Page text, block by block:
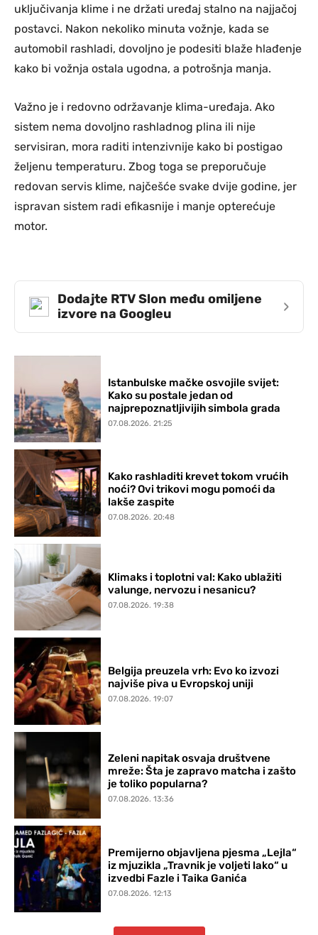
uključivanja klime i ne držati uređaj stalno na najjačoj
postavci. Nakon nekoliko minuta vožnje, kada se
automobil rashladi, dovoljno je podesiti blaže hlađenje
kako bi vožnja ostala ugodna, a potrošnja manja.
Važno je i redovno održavanje klima-uređaja. Ako
sistem nema dovoljno rashladnog plina ili nije
servisiran, mora raditi intenzivnije kako bi postigao
željenu temperaturu. Zbog toga se preporučuje
redovan servis klime, najčešće svake dvije godine, jer
ispravan sistem radi efikasnije i manje opterećuje
motor.
Dodajte RTV Slon među omiljene
izvore na Googleu
›
Istanbulske mačke osvojile svijet:
Kako su postale jedan od
najprepoznatljivijih simbola grada
07.08.2026. 21:25
Kako rashladiti krevet tokom vrućih
noći? Ovi trikovi mogu pomoći da
lakše zaspite
07.08.2026. 20:48
Klimaks i toplotni val: Kako ublažiti
valunge, nervozu i nesanicu?
07.08.2026. 19:38
Belgija preuzela vrh: Evo ko izvozi
najviše piva u Evropskoj uniji
07.08.2026. 19:07
Zeleni napitak osvaja društvene
mreže: Šta je zapravo matcha i zašto
je toliko popularna?
07.08.2026. 13:36
Premijerno objavljena pjesma „Lejla“
iz mjuzikla „Travnik je voljeti lako“ u
izvedbi Fazle i Taika Ganića
07.08.2026. 12:13